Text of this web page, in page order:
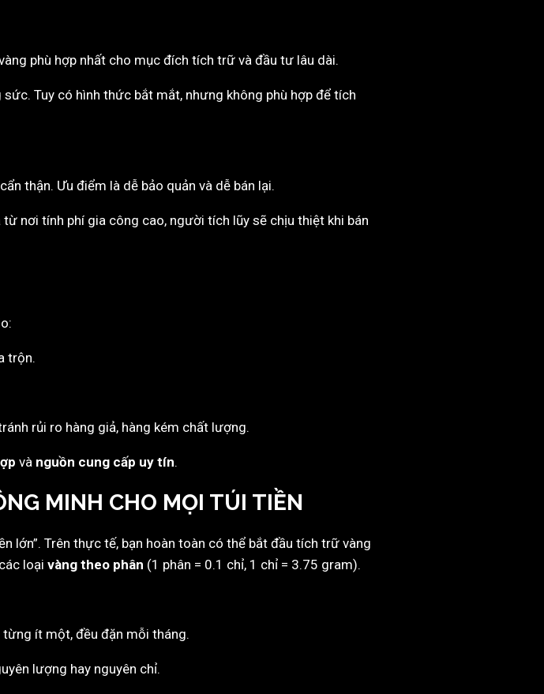
phù hợp nhất cho mục đích tích trữ và đầu tư lâu dài.
Tuy có hình thức bắt mắt, nhưng không phù hợp để tích
thận. Ưu điểm là dễ bảo quản và dễ bán lại.
nơi tính phí gia công cao, người tích lũy sẽ chịu thiệt khi bán
trộn.
rủi ro hàng giả, hàng kém chất lượng.
và nguồn cung cấp uy tín.
MINH CHO MỌI TÚI TIỀN
lớn”. Trên thực tế, bạn hoàn toàn có thể bắt đầu tích trữ vàng
loại vàng theo phân (1 phân = 0.1 chỉ, 1 chỉ = 3.75 gram).
ít một, đều đặn mỗi tháng.
lượng hay nguyên chỉ.